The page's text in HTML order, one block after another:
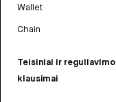
Wallet
Chain
Teisiniai ir reguliavimo
klausimai